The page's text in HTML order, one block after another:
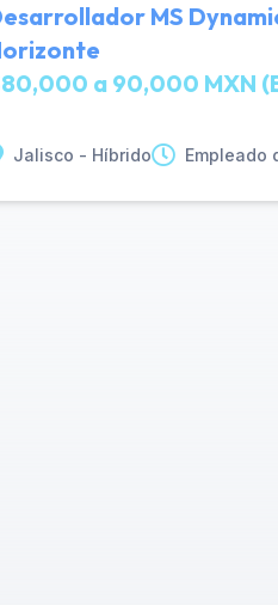
MS
a 90,000 MXN
Jalisco - Híbrido Empleado